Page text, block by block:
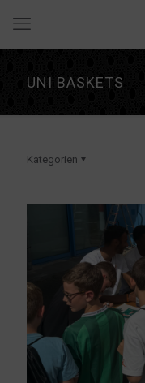
UNI BASKETS
Kategorien